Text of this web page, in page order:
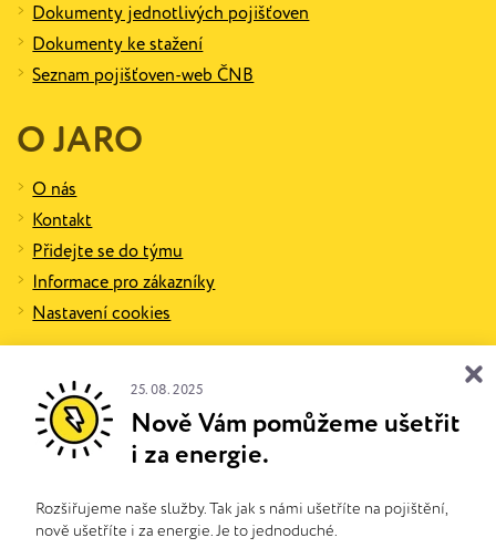
25. 08. 2025
Nově Vám pomůžeme ušetřit
i za energie.
Rozšiřujeme naše služby. Tak jak s námi ušetříte na pojištění,
nově ušetříte i za energie. Je to jednoduché.
Dokumenty jednotlivých pojišťoven
Dokumenty ke stažení
Seznam pojišťoven-web ČNB
O JARO
O nás
Kontakt
Přidejte se do týmu
Informace pro zákazníky
Nastavení cookies
Otevřete si vlastní pobočku!